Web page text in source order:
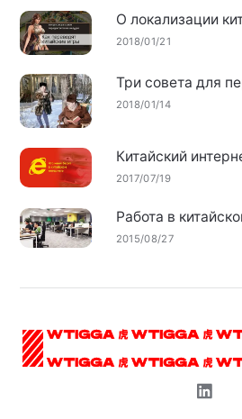
О локализации
2018/01/21
Три совета для
2018/01/14
Китайский
2017/07/19
Работа в
2015/08/27